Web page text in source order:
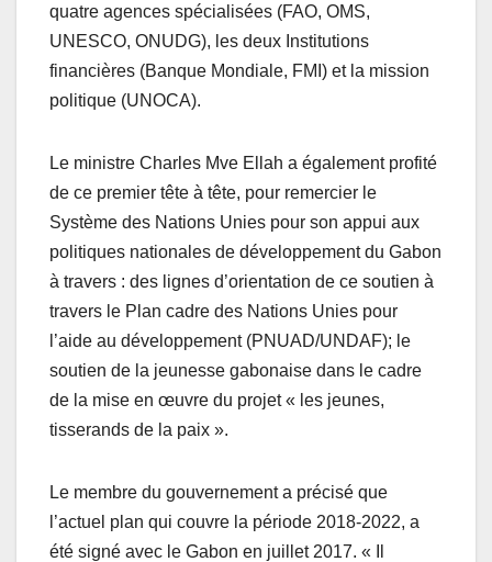
quatre agences spécialisées (FAO, OMS,
UNESCO, ONUDG), les deux Institutions
financières (Banque Mondiale, FMI) et la mission
politique (UNOCA).
Le ministre Charles Mve Ellah a également profité
de ce premier tête à tête, pour remercier le
Système des Nations Unies pour son appui aux
politiques nationales de développement du Gabon
à travers : des lignes d’orientation de ce soutien à
travers le Plan cadre des Nations Unies pour
l’aide au développement (PNUAD/UNDAF); le
soutien de la jeunesse gabonaise dans le cadre
de la mise en œuvre du projet « les jeunes,
tisserands de la paix ».
Le membre du gouvernement a précisé que
l’actuel plan qui couvre la période 2018-2022, a
été signé avec le Gabon en juillet 2017. « Il